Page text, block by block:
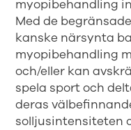
myopibehandling
Med de
kanske närsynta
myopibehandling
och/eller kan
spela sport och
deras
solljusintensiteten